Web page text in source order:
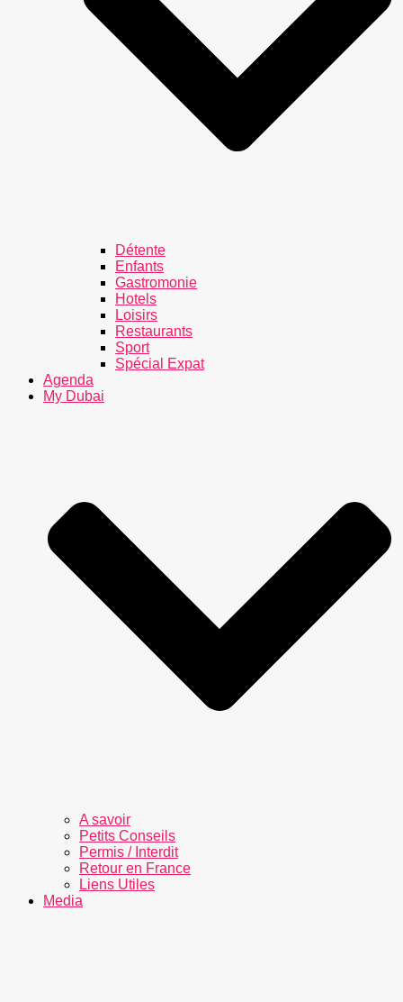
Détente
Enfants
Gastromonie
Hotels
Loisirs
Restaurants
Sport
Spécial Expat
Agenda
My Dubai
A savoir
Petits Conseils
Permis / Interdit
Retour en France
Liens Utiles
Media